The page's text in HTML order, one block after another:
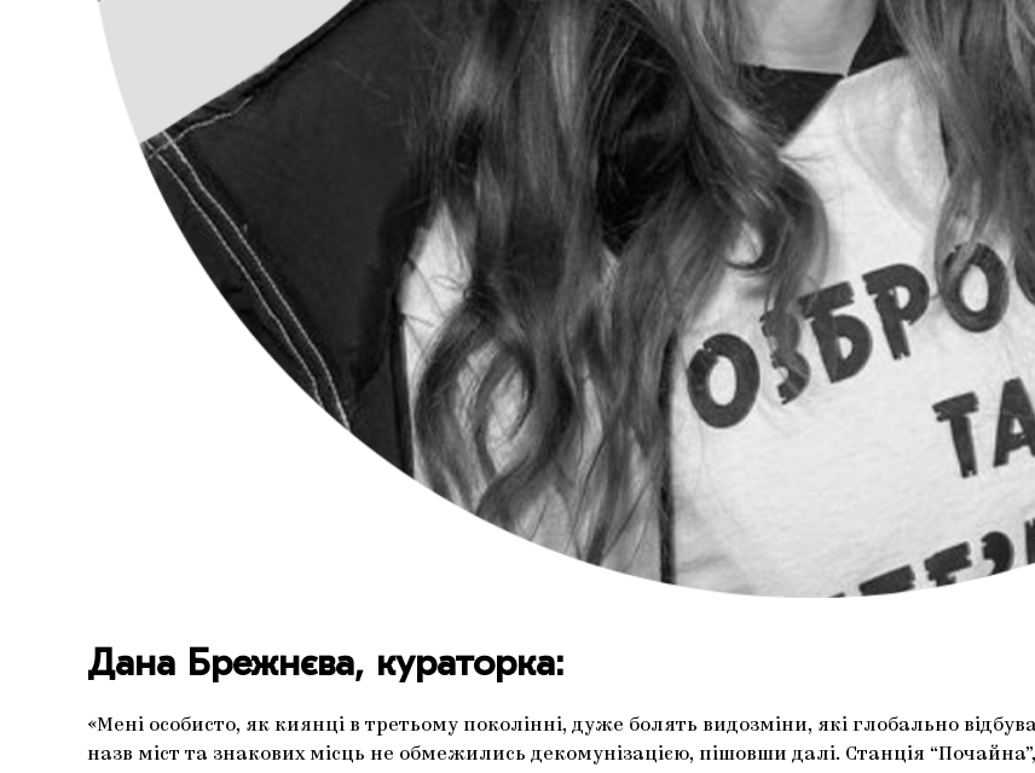
Дана Брежнєва, кураторка:
«Мені особисто, як киянці в третьому поколінні, дуже болять видозміни, які глобально
назв міст та знакових місць не обмежились декомунізацією, пішовши далі. Станція